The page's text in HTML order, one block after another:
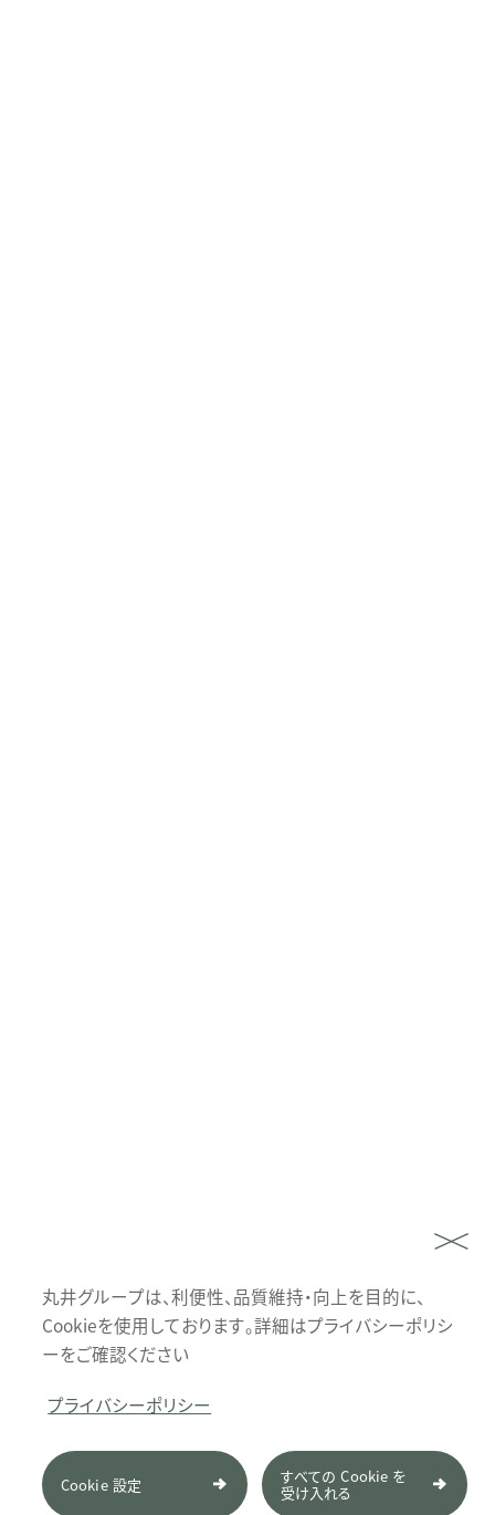
丸井グループは、利便性、品質維持・向上を目的に、
Cookieを使用しております。詳細はプライバシーポリシ
ーをご確認ください
プライバシーポリシー
Cookie 設定 すべての Cookie を
受け入れる